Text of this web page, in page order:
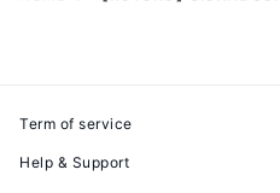
Term of service
Help & Support